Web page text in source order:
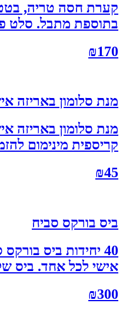
קערת חסה טריה,
בתוספת מתבל. סלט
₪170
מנת סלומון באריזה
מנת סלומון באריזה
קריספית מינימום להזמנה 10
₪45
ביס בורקס סביח
40 יחידות ביס
אישי לכל אחד. ביס
₪300